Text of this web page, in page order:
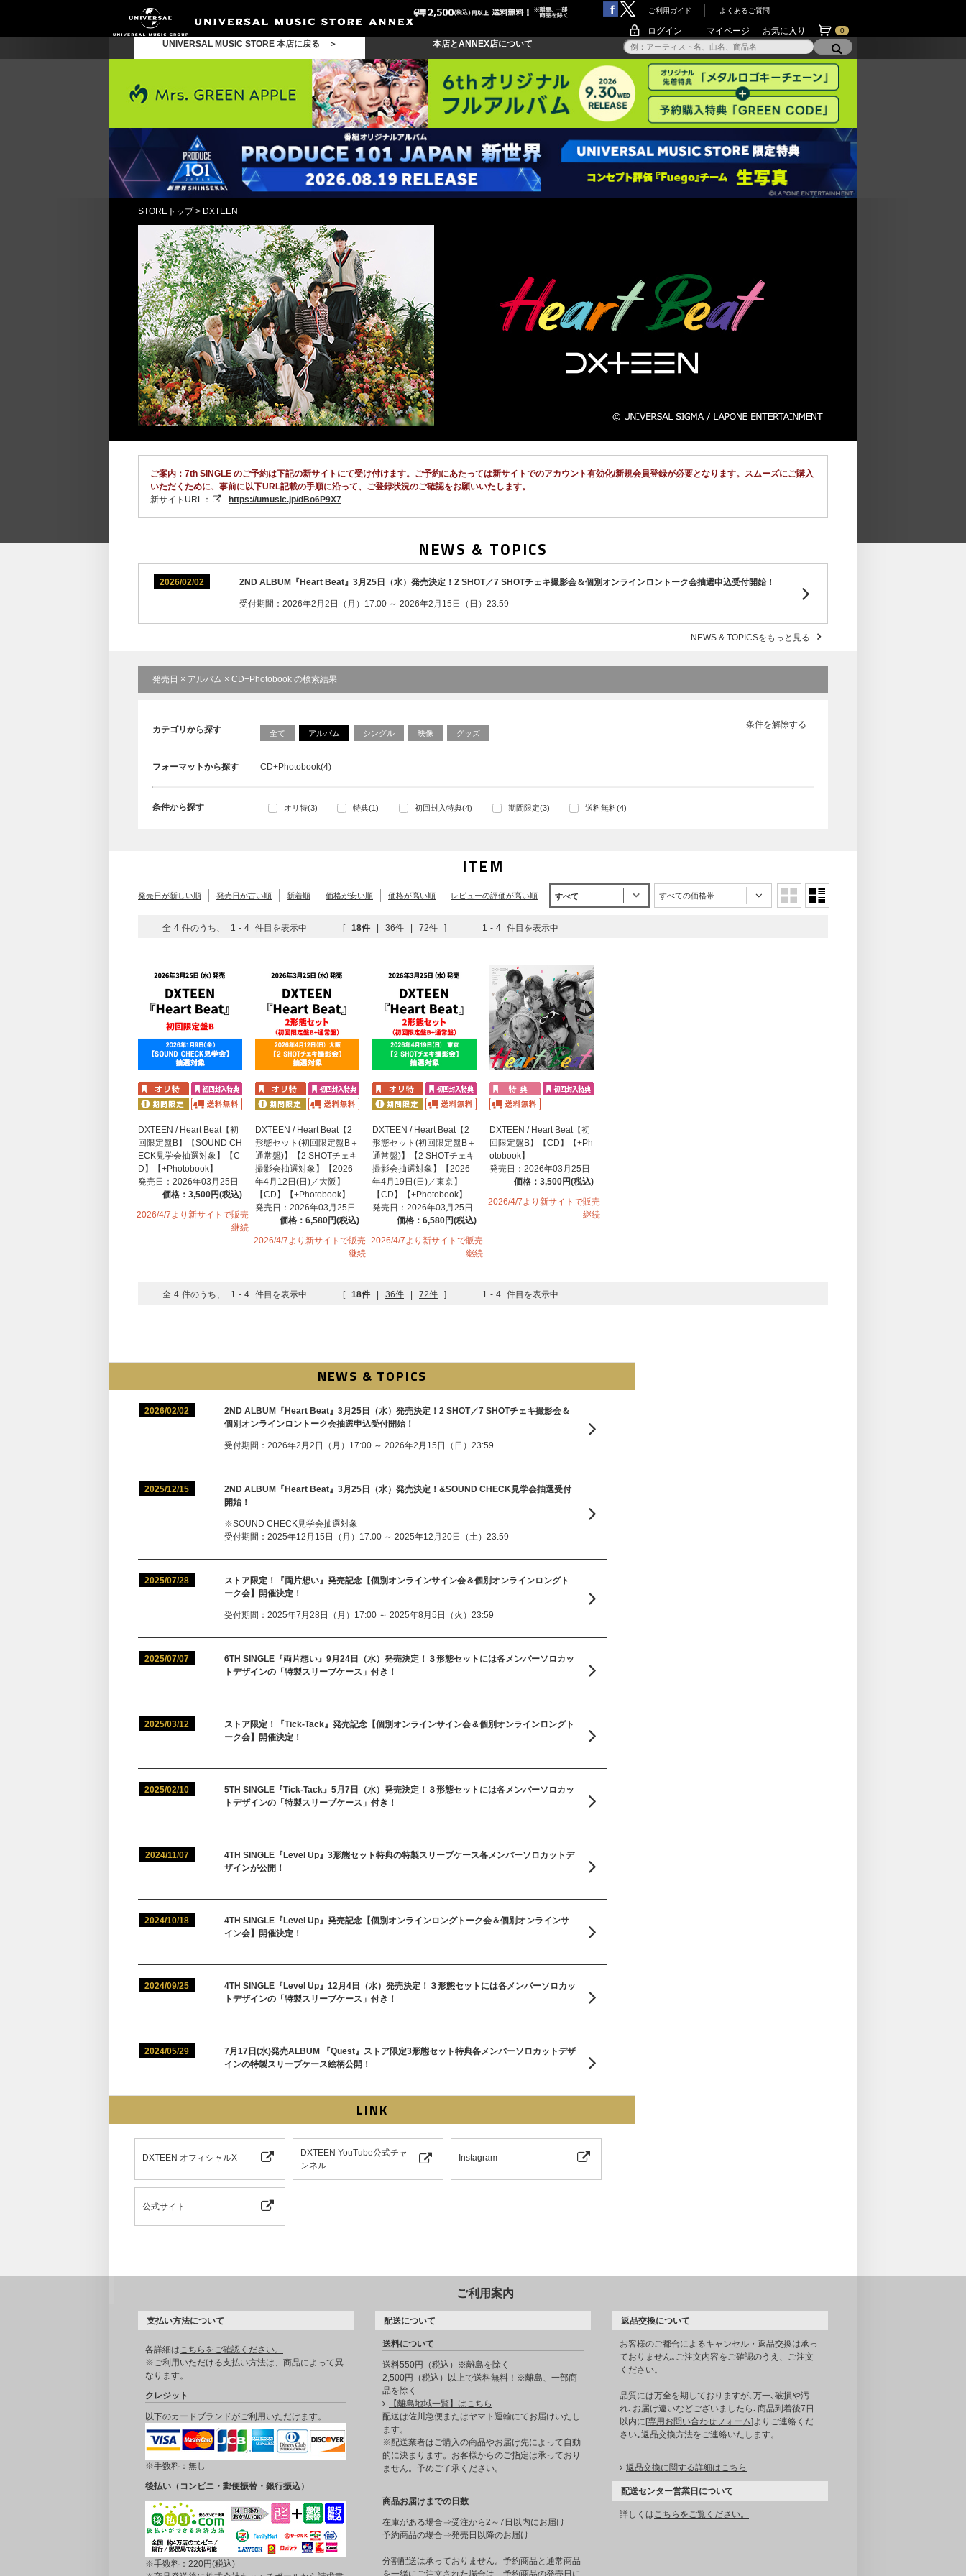
ご利用ガイド よくあるご質問
ログイン マイページ お気に入り 0
UNIVERSAL MUSIC STORE 本店に戻る ＞ 本店とANNEX店について
STOREトップ> DXTEEN
ご案内：7th SINGLE のご予約は下記の新サイトにて受け付けます。ご予約にあたっては新サイトでのアカウント有効化/新規会員登録が必要となります。スムーズにご購入
いただくために、事前に以下URL記載の手順に沿って、ご登録状況のご確認をお願いいたします。
新サイトURL：
https://umusic.jp/dBo6P9X7
NEWS & TOPICS
2026/02/02 2ND ALBUM『Heart Beat』3月25日（水）発売決定！2 SHOT／7 SHOTチェキ撮影会＆個別オンラインロントーク会抽選申込受付開始！
受付期間：2026年2月2日（月）17:00 ～ 2026年2月15日（日）23:59
NEWS & TOPICSをもっと見る
発売日 × アルバム × CD+Photobook の検索結果
条件を解除する
カテゴリから探す 全て アルバム シングル 映像 グッズ
フォーマットから探す CD+Photobook(4)
条件から探す オリ特(3) 特典(1) 初回封入特典(4) 期間限定(3) 送料無料(4)
ITEM
発売日が新しい順 発売日が古い順 新着順 価格が安い順 価格が高い順 レビューの評価が高い順 すべて すべての価格帯
全 4 件のうち、 1 - 4 件目を表示中 [ 18件 | 36件 | 72件 ] 1 - 4 件目を表示中
DXTEEN / Heart Beat【初
回限定盤B】【SOUND CH
ECK見学会抽選対象】【C
D】【+Photobook】
発売日：2026年03月25日
価格：3,500円(税込)
2026/4/7より新サイトで販売
継続
DXTEEN / Heart Beat【2
形態セット(初回限定盤B＋
通常盤)】【2 SHOTチェキ
撮影会抽選対象】【2026
年4月12日(日)／大阪】
【CD】【+Photobook】
発売日：2026年03月25日
価格：6,580円(税込)
2026/4/7より新サイトで販売
継続
DXTEEN / Heart Beat【2
形態セット(初回限定盤B＋
通常盤)】【2 SHOTチェキ
撮影会抽選対象】【2026
年4月19日(日)／東京】
【CD】【+Photobook】
発売日：2026年03月25日
価格：6,580円(税込)
2026/4/7より新サイトで販売
継続
DXTEEN / Heart Beat【初
回限定盤B】【CD】【+Ph
otobook】
発売日：2026年03月25日
価格：3,500円(税込)
2026/4/7より新サイトで販売
継続
全 4 件のうち、 1 - 4 件目を表示中 [ 18件 | 36件 | 72件 ] 1 - 4 件目を表示中
NEWS & TOPICS
2026/02/02
2ND ALBUM『Heart Beat』3月25日（水）発売決定！2 SHOT／7 SHOTチェキ撮影会＆
個別オンラインロントーク会抽選申込受付開始！
受付期間：2026年2月2日（月）17:00 ～ 2026年2月15日（日）23:59
2025/12/15
2ND ALBUM『Heart Beat』3月25日（水）発売決定！&SOUND CHECK見学会抽選受付
開始！
※SOUND CHECK見学会抽選対象
受付期間：2025年12月15日（月）17:00 ～ 2025年12月20日（土）23:59
2025/07/28
ストア限定！『両片想い』発売記念【個別オンラインサイン会＆個別オンラインロングト
ーク会】開催決定！
受付期間：2025年7月28日（月）17:00 ～ 2025年8月5日（火）23:59
2025/07/07
6TH SINGLE『両片想い』9月24日（水）発売決定！３形態セットには各メンバーソロカッ
トデザインの「特製スリーブケース」付き！
2025/03/12
ストア限定！『Tick-Tack』発売記念【個別オンラインサイン会＆個別オンラインロングト
ーク会】開催決定！
2025/02/10
5TH SINGLE『Tick-Tack』5月7日（水）発売決定！３形態セットには各メンバーソロカッ
トデザインの「特製スリーブケース」付き！
2024/11/07
4TH SINGLE『Level Up』3形態セット特典の特製スリーブケース各メンバーソロカットデ
ザインが公開！
2024/10/18
4TH SINGLE『Level Up』発売記念【個別オンラインロングトーク会＆個別オンラインサ
イン会】開催決定！
2024/09/25
4TH SINGLE『Level Up』12月4日（水）発売決定！３形態セットには各メンバーソロカッ
トデザインの「特製スリーブケース」付き！
2024/05/29
7月17日(水)発売ALBUM 『Quest』ストア限定3形態セット特典各メンバーソロカットデザ
インの特製スリーブケース絵柄公開！
LINK
DXTEEN オフィシャルX
DXTEEN YouTube公式チャ
ンネル
Instagram
公式サイト
ご利用案内
支払い方法について
各詳細はこちらをご確認ください。
※ご利用いただける支払い方法は、商品によって異
なります。
クレジット
以下のカードブランドがご利用いただけます。
※手数料：無し
後払い（コンビニ・郵便振替・銀行振込）
※手数料：220円(税込)
配送について
送料について
送料550円（税込）※離島を除く
2,500円（税込）以上で送料無料！※離島、一部商
品を除く
【離島地域一覧】はこちら
配送は佐川急便またはヤマト運輸にてお届けいたし
ます。
※配送業者はご購入の商品やお届け先によって自動
的に決まります。お客様からのご指定は承っており
ません。予めご了承ください。
商品お届けまでの日数
在庫がある場合⇒受注から2～7日以内にお届け
予約商品の場合⇒発売日以降のお届け
分割配送は承っておりません。予約商品と通常商品
を一緒にご注文された場合は、予約商品の発売日に
返品交換について
お客様のご都合によるキャンセル・返品交換は承っ
ておりません｡ご注文内容をご確認のうえ、ご注文
ください。
品質には万全を期しておりますが､万一､破損や汚
れ､お届け違いなどございましたら､商品到着後7日
以内に[専用お問い合わせフォーム]よりご連絡くだ
さい｡返品交換方法をご連絡いたします。
返品交換に関する詳細はこちら
配送センター営業日について
詳しくはこちらをご覧ください。